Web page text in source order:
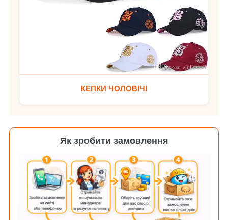
КЕПКИ ЧОЛОВІЧІ
Як зробити замовлення